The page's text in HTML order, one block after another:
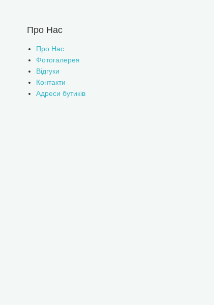
Про Нас
Про Нас
Фотогалерея
Відгуки
Контакти
Адреси бутиків